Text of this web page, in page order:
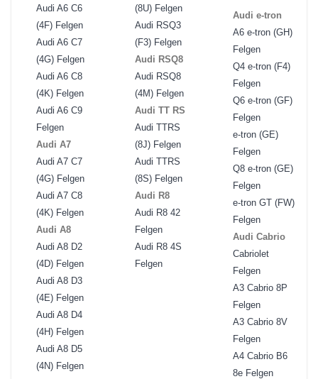
Audi A6 C6
(4F) Felgen
Audi A6 C7
(4G) Felgen
Audi A6 C8
(4K) Felgen
Audi A6 C9
Felgen
Audi A7
Audi A7 C7
(4G) Felgen
Audi A7 C8
(4K) Felgen
Audi A8
Audi A8 D2
(4D) Felgen
Audi A8 D3
(4E) Felgen
Audi A8 D4
(4H) Felgen
Audi A8 D5
(4N) Felgen
(8U) Felgen
Audi RSQ3
(F3) Felgen
Audi RSQ8
Audi RSQ8
(4M) Felgen
Audi TT RS
Audi TTRS
(8J) Felgen
Audi TTRS
(8S) Felgen
Audi R8
Audi R8 42
Felgen
Audi R8 4S
Felgen
Audi e-tron
A6 e-tron (GH)
Felgen
Q4 e-tron (F4)
Felgen
Q6 e-tron (GF)
Felgen
e-tron (GE)
Felgen
Q8 e-tron (GE)
Felgen
e-tron GT (FW)
Felgen
Audi Cabrio
Cabriolet
Felgen
A3 Cabrio 8P
Felgen
A3 Cabrio 8V
Felgen
A4 Cabrio B6
8e Felgen